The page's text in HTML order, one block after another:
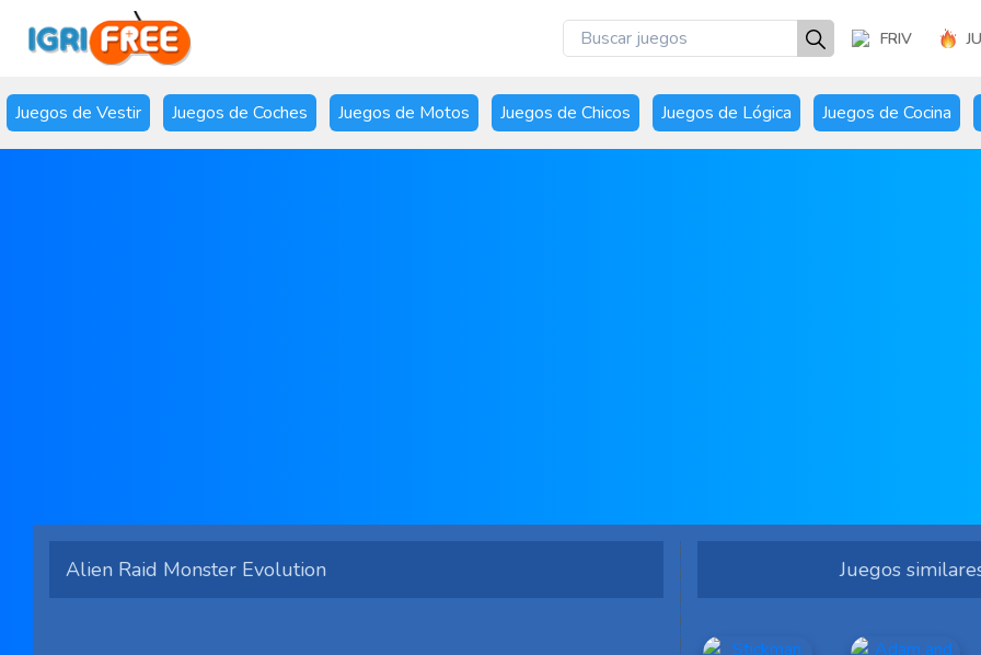
FRIV
Juegos de Vestir Juegos de Coches Juegos de Motos Juegos de Chicos Juegos de Lógica Juegos de Cocina
Alien Raid Monster Evolution Juegos